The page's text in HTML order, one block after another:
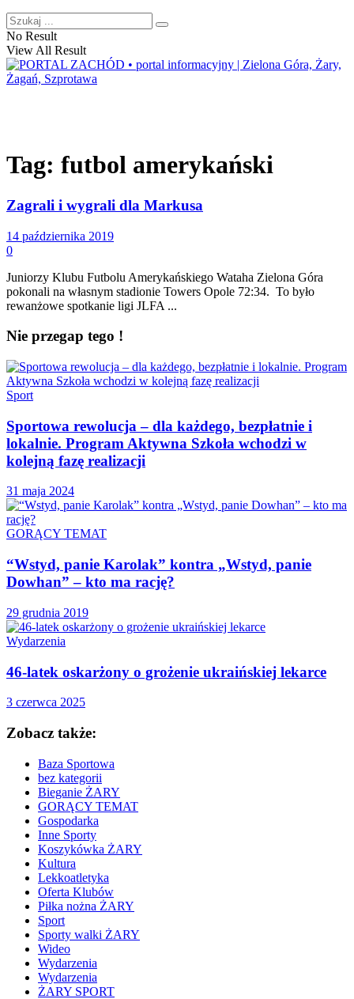
No Result
View All Result
Tag: futbol amerykański
Zagrali i wygrali dla Markusa
14 października 2019
0
Juniorzy Klubu Futbolu Amerykańskiego Wataha Zielona Góra
pokonali na własnym stadionie Towers Opole 72:34. To było
rewanżowe spotkanie ligi JLFA ...
Nie przegap tego !
Sport
Sportowa rewolucja – dla każdego, bezpłatnie i
lokalnie. Program Aktywna Szkoła wchodzi w
kolejną fazę realizacji
31 maja 2024
GORĄCY TEMAT
“Wstyd, panie Karolak” kontra „Wstyd, panie
Dowhan” – kto ma rację?
29 grudnia 2019
Wydarzenia
46-latek oskarżony o grożenie ukraińskiej lekarce
3 czerwca 2025
Zobacz także:
Baza Sportowa
bez kategorii
Bieganie ŻARY
GORĄCY TEMAT
Gospodarka
Inne Sporty
Koszykówka ŻARY
Kultura
Lekkoatletyka
Oferta Klubów
Piłka nożna ŻARY
Sport
Sporty walki ŻARY
Wideo
Wydarzenia
Wydarzenia
ŻARY SPORT